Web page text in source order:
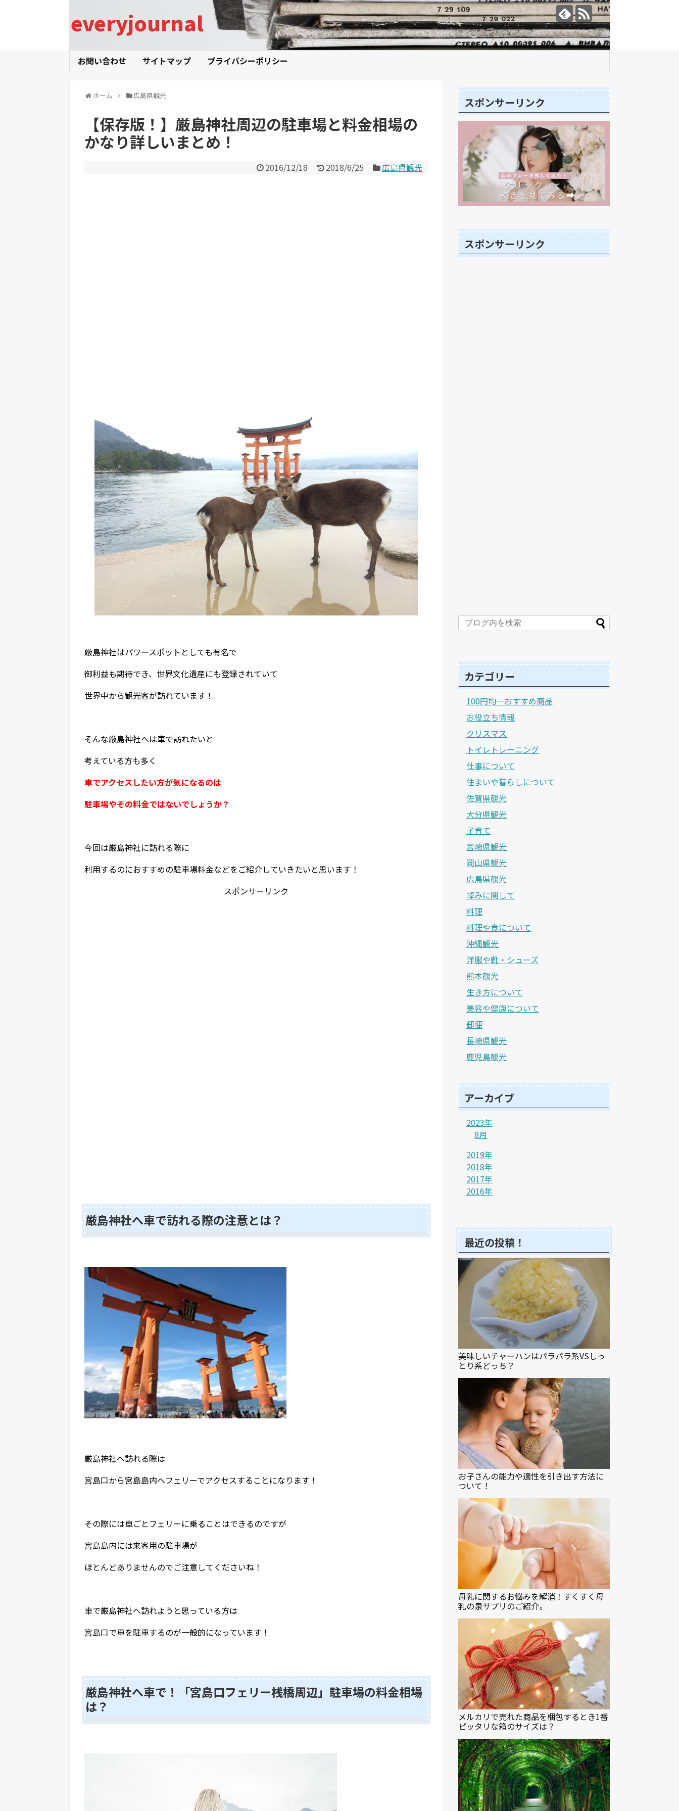
everyjournal
お問い合わせ サイトマップ プライバシーポリシー
ホーム 広島県観光
【保存版！】厳島神社周辺の駐車場と料金相場の
かなり詳しいまとめ！
2016/12/18 2018/6/25 広島県観光
厳島神社はパワースポットとしても有名で
御利益も期待でき、世界文化遺産にも登録されていて
世界中から観光客が訪れています！
そんな厳島神社へは車で訪れたいと
考えている方も多く
車でアクセスしたい方が気になるのは
駐車場やその料金ではないでしょうか？
今回は厳島神社に訪れる際に
利用するのにおすすめの駐車場料金などをご紹介していきたいと思います！
スポンサーリンク
厳島神社へ車で訪れる際の注意とは？
厳島神社へ訪れる際は
宮島口から宮島島内へフェリーでアクセスすることになります！
その際には車ごとフェリーに乗ることはできるのですが
宮島島内には来客用の駐車場が
ほとんどありませんのでご注意してくださいね！
車で厳島神社へ訪れようと思っている方は
宮島口で車を駐車するのが一般的になっています！
厳島神社へ車で！「宮島口フェリー桟橋周辺」駐車場の料金相場
は？
スポンサーリンク
スポンサーリンク
カテゴリー
100円均一おすすめ商品
お役立ち情報
クリスマス
トイレトレーニング
仕事について
住まいや暮らしについて
佐賀県観光
大分県観光
子育て
宮崎県観光
岡山県観光
広島県観光
悼みに関して
料理
料理や食について
沖縄観光
洋服や靴・シューズ
熊本観光
生き方について
美容や健康について
郵便
長崎県観光
鹿児島観光
アーカイブ
2023年
8月
2019年
2018年
2017年
2016年
最近の投稿！
美味しいチャーハンはパラパラ系VSしっ
とり系どっち？
お子さんの能力や適性を引き出す方法に
ついて！
母乳に関するお悩みを解消！すくすく母
乳の泉サプリのご紹介。
メルカリで売れた商品を梱包するとき1番
ピッタリな箱のサイズは？